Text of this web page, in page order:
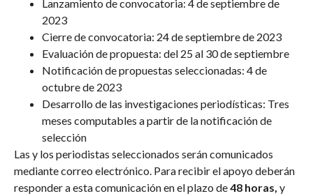
Lanzamiento de convocatoria: 4 de septiembre de
2023
Cierre de convocatoria: 24 de septiembre de 2023
Evaluación de propuesta: del 25 al 30 de septiembre
Notificación de propuestas seleccionadas: 4 de
octubre de 2023
Desarrollo de las investigaciones periodísticas: Tres
meses computables a partir de la notificación de
selección
Las y los periodistas seleccionados serán comunicados
mediante correo electrónico. Para recibir el apoyo deberán
responder a esta comunicación en el plazo de48 horas, y